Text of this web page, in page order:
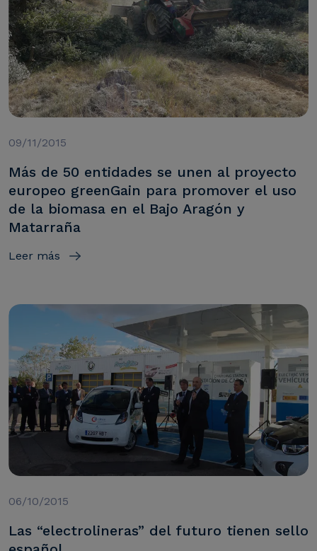
09/11/2015
Más de 50 entidades se unen al proyecto
europeo greenGain para promover el uso
de la biomasa en el Bajo Aragón y
Matarraña
Leer más
06/10/2015
Las “electrolineras” del futuro tienen sello